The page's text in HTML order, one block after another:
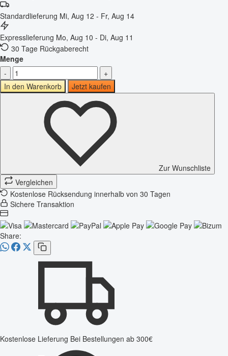
Standardlieferung Mi, Aug 12 - Fr, Aug 14
Expresslieferung Mo, Aug 10 - Di, Aug 11
30 Tage Rückgaberecht
Menge
-
+
In den Warenkorb
Jetzt kaufen
Zur Wunschliste
Vergleichen
Kostenlose Rücksendung innerhalb von 30 Tagen
Sichere Transaktion
Share:
Kostenlose Lieferung Bei Bestellungen ab 300€